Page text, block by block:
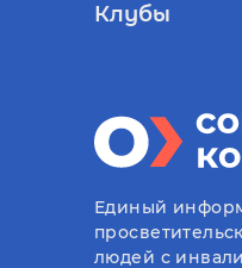
Клубы
Единый
людей с